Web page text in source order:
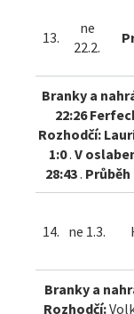
13.
ne
22.2.
Branky a
22:26
Rozhodčí:
1:0. V
28:43. Průběh
14. ne 1.3.
Branky a
Rozhodčí: